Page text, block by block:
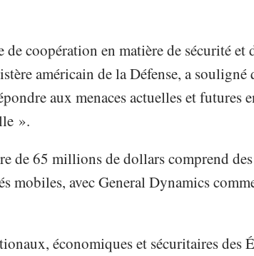
coopération en matière de sécurité et
américain de la Défense, a souligné
aux menaces actuelles et futures
».
de 65 millions de dollars comprend des
mobiles, avec General Dynamics
économiques et sécuritaires des